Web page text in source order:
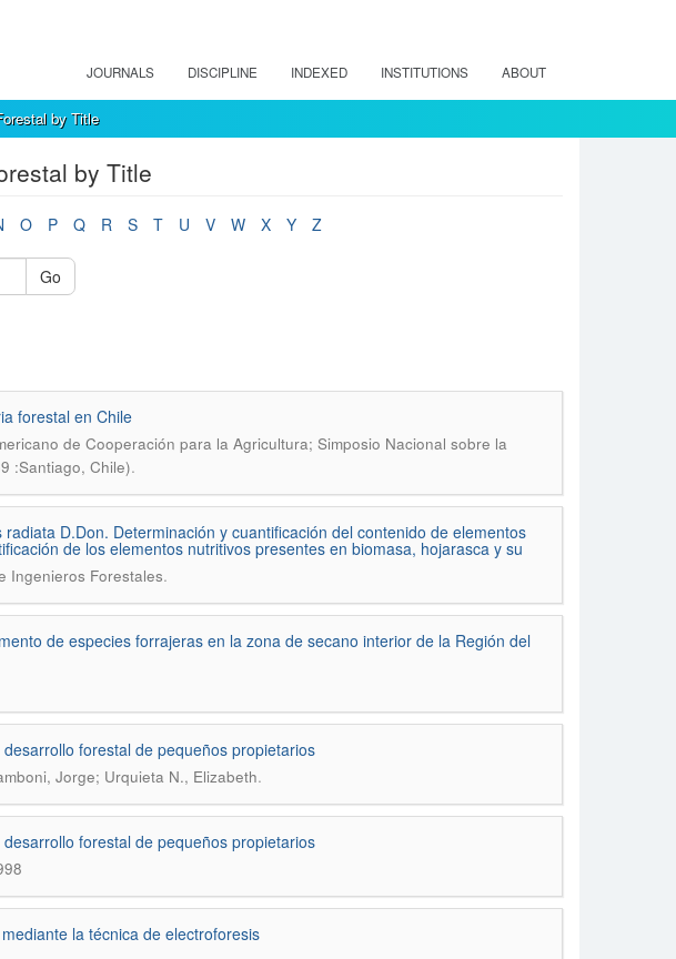
JOURNALS DISCIPLINE INDEXED INSTITUTIONS ABOUT
by Title
by Title
O P Q R S T U V W X Y Z
Go
forestal en Chile
de Cooperación para la Agricultura; Simposio Nacional sobre la
:Santiago, Chile).
D.Don. Determinación y cuantificación del contenido de elementos
de los elementos nutritivos presentes en biomasa, hojarasca y su
Ingenieros Forestales.
de especies forrajeras en la zona de secano interior de la Región del
forestal de pequeños propietarios
Jorge; Urquieta N., Elizabeth.
forestal de pequeños propietarios
la técnica de electroforesis